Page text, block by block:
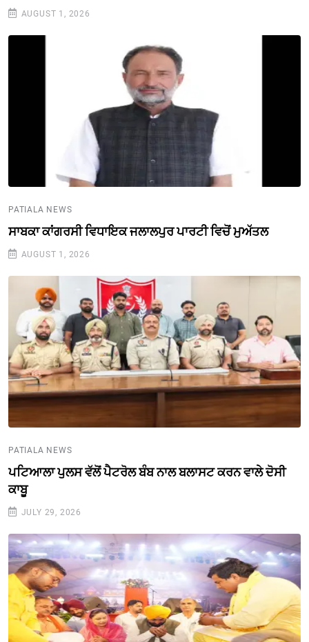
AUGUST 1, 2026
PATIALA NEWS
ਸਾਬਕਾ ਕਾਂਗਰਸੀ ਵਿਧਾਇਕ ਜਲਾਲਪੁਰ ਪਾਰਟੀ ਵਿਚੋਂ ਮੁਅੱਤਲ
AUGUST 1, 2026
PATIALA NEWS
ਪਟਿਆਲਾ ਪੁਲਸ ਵੱਲੋਂ ਪੈਟਰੋਲ ਬੰਬ ਨਾਲ ਬਲਾਸਟ ਕਰਨ ਵਾਲੇ ਦੋਸੀ
ਕਾਬੂ
JULY 29, 2026